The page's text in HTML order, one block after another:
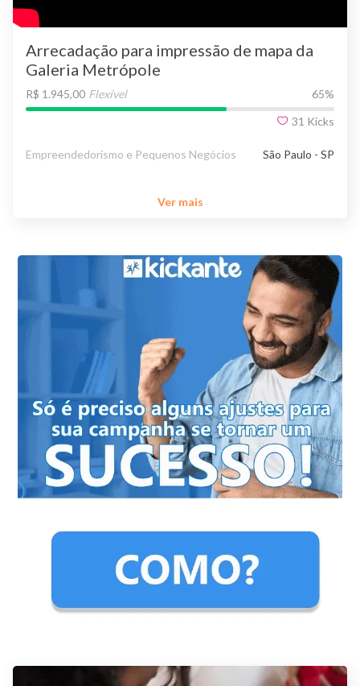
Arrecadação para impressão de mapa da
Galeria Metrópole
R$ 1.945,00 Flexível 65%
31 Kicks
Empreendedorismo e Pequenos Negócios São Paulo - SP
Ver mais